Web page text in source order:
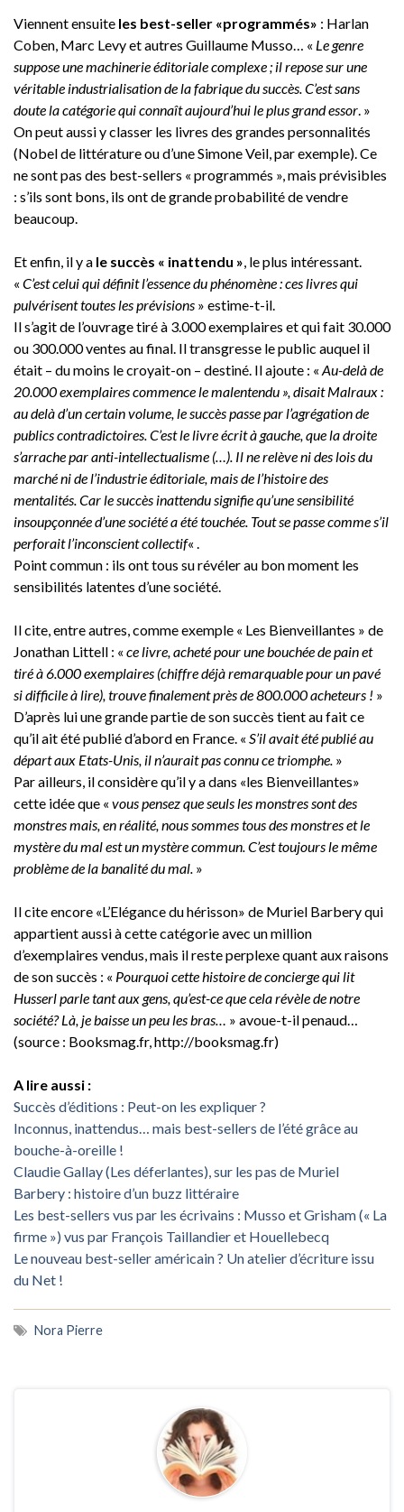
Viennent ensuite les best-seller «programmés» : Harlan
Coben, Marc Levy et autres Guillaume Musso… « Le genre
suppose une machinerie éditoriale complexe ; il repose sur une
véritable industrialisation de la fabrique du succès. C’est sans
doute la catégorie qui connaît aujourd’hui le plus grand essor . »
On peut aussi y classer les livres des grandes personnalités
(Nobel de littérature ou d’une Simone Veil, par exemple). Ce
ne sont pas des best-sellers « programmés », mais prévisibles
: s’ils sont bons, ils ont de grande probabilité de vendre
beaucoup.
Et enfin, il y a le succès « inattendu » , le plus intéressant.
« C’est celui qui définit l’essence du phénomène : ces livres qui
pulvérisent toutes les prévisions » estime-t-il.
Il s’agit de l’ouvrage tiré à 3.000 exemplaires et qui fait 30.000
ou 300.000 ventes au final. Il transgresse le public auquel il
était – du moins le croyait-on – destiné. Il ajoute : « Au-delà de
20.000 exemplaires commence le malentendu », disait Malraux :
au delà d’un certain volume, le succès passe par l’agrégation de
publics contradictoires. C’est le livre écrit à gauche, que la droite
s’arrache par anti-intellectualisme (…). Il ne relève ni des lois du
marché ni de l’industrie éditoriale, mais de l’histoire des
mentalités. Car le succès inattendu signifie qu’une sensibilité
insoupçonnée d’une société a été touchée. Tout se passe comme s’il
perforait l’inconscient collectif« .
Point commun : ils ont tous su révéler au bon moment les
sensibilités latentes d’une société.
Il cite, entre autres, comme exemple « Les Bienveillantes » de
Jonathan Littell : « ce livre, acheté pour une bouchée de pain et
tiré à 6.000 exemplaires (chiffre déjà remarquable pour un pavé
si difficile à lire), trouve finalement près de 800.000 acheteurs ! »
D’après lui une grande partie de son succès tient au fait ce
qu’il ait été publié d’abord en France. « S’il avait été publié au
départ aux Etats-Unis, il n’aurait pas connu ce triomphe. »
Par ailleurs, il considère qu’il y a dans «les Bienveillantes»
cette idée que « vous pensez que seuls les monstres sont des
monstres mais, en réalité, nous sommes tous des monstres et le
mystère du mal est un mystère commun. C’est toujours le même
problème de la banalité du mal. »
Il cite encore «L’Elégance du hérisson» de Muriel Barbery qui
appartient aussi à cette catégorie avec un million
d’exemplaires vendus, mais il reste perplexe quant aux raisons
de son succès : « Pourquoi cette histoire de concierge qui lit
Husserl parle tant aux gens, qu’est-ce que cela révèle de notre
société? Là, je baisse un peu les bras…
» avoue-t-il penaud…
(source : Booksmag.fr, http://booksmag.fr)
A lire aussi :
Succès d’éditions : Peut-on les expliquer ?
Inconnus, inattendus… mais best-sellers de l’été grâce au
bouche-à-oreille !
Claudie Gallay (Les déferlantes), sur les pas de Muriel
Barbery : histoire d’un buzz littéraire
Les best-sellers vus par les écrivains : Musso et Grisham (« La
firme ») vus par François Taillandier et Houellebecq
Le nouveau best-seller américain ? Un atelier d’écriture issu
du Net !
Nora Pierre